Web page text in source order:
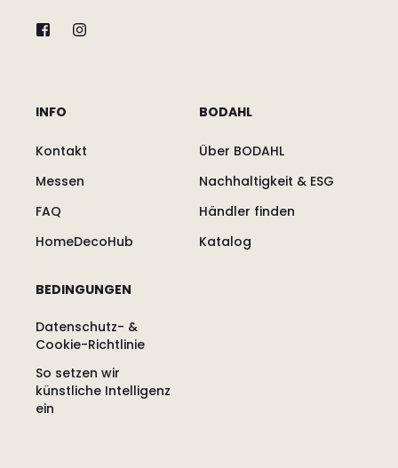
INFO
Kontakt
Messen
FAQ
HomeDecoHub
BODAHL
Über BODAHL
Nachhaltigkeit & ESG
Händler finden
Katalog
BEDINGUNGEN
Datenschutz- &
Cookie-Richtlinie
So setzen wir
künstliche Intelligenz
ein